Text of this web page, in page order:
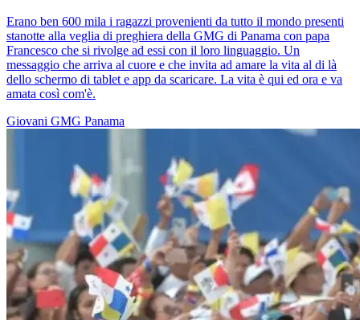
Erano ben 600 mila i ragazzi provenienti da tutto il mondo presenti
stanotte alla veglia di preghiera della GMG di Panama con papa
Francesco che si rivolge ad essi con il loro linguaggio. Un
messaggio che arriva al cuore e che invita ad amare la vita al di là
dello schermo di tablet e app da scaricare. La vita è qui ed ora e va
amata così com'è.
Giovani GMG Panama